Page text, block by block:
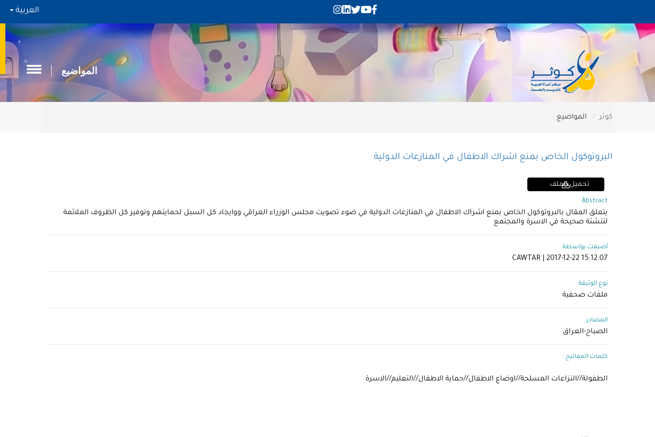
العربية
المواضيع
كوثر المواضيع
البروتوكول الخاص بمنع اشراك الاطفال في المنازعات الدولية
تحميل الملف
Abstract
يتعلق المقال بالبروتوكول الخاص بمنع اشراك الاطفال في المنازعات الدولية في ضوء تصويت مجلس الوزراء العراقي ووايجاد كل السبل لحمايتهم وتوفير كل الظروف الملائمة
لتنشئة صحيحة في الاسرة والمجتمع
أضيفت بواسطة
CAWTAR | 2017-12-22 15:12:07
نوع الوثيقة
ملفات صحفية
المصادر
الصباح-العراق
كلمات المفاتيح :
الطفولة//النزاعات المسلحة//اوضاع الاطفال//حماية الاطفال//التعليم//الاسرة